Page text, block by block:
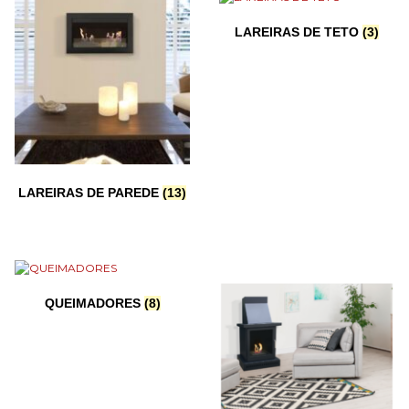
LAREIRAS DE PAREDE(13)
LAREIRAS DE TETO (3)
QUEIMADORES (8)